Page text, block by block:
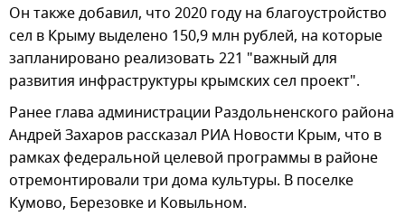
Он также добавил, что 2020 году на благоустройство
сел в Крыму выделено 150,9 млн рублей, на которые
запланировано реализовать 221 "важный для
развития инфраструктуры крымских сел проект".
Ранее глава администрации Раздольненского района
Андрей Захаров рассказал РИА Новости Крым, что в
рамках федеральной целевой программы в районе
отремонтировали три дома культуры. В поселке
Кумово, Березовке и Ковыльном.